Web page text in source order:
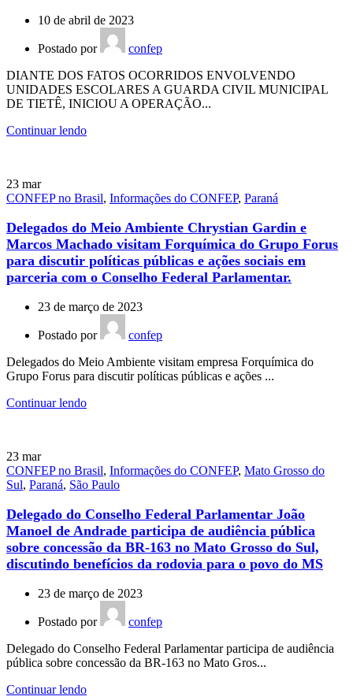
10 de abril de 2023
Postado por
confep
DIANTE DOS FATOS OCORRIDOS ENVOLVENDO
UNIDADES ESCOLARES A GUARDA CIVIL MUNICIPAL
DE TIETÊ, INICIOU A OPERAÇÃO...
Continuar lendo
23 mar
CONFEP no Brasil, Informações do CONFEP, Paraná
Delegados do Meio Ambiente Chrystian Gardin e
Marcos Machado visitam Forquímica do Grupo Forus
para discutir políticas públicas e ações sociais em
parceria com o Conselho Federal Parlamentar.
23 de março de 2023
Postado por
confep
Delegados do Meio Ambiente visitam empresa Forquímica do
Grupo Forus para discutir políticas públicas e ações ...
Continuar lendo
23 mar
CONFEP no Brasil, Informações do CONFEP, Mato Grosso do
Sul, Paraná, São Paulo
Delegado do Conselho Federal Parlamentar João
Manoel de Andrade participa de audiência pública
sobre concessão da BR-163 no Mato Grosso do Sul,
discutindo benefícios da rodovia para o povo do MS
23 de março de 2023
Postado por
confep
Delegado do Conselho Federal Parlamentar participa de audiência
pública sobre concessão da BR-163 no Mato Gros...
Continuar lendo